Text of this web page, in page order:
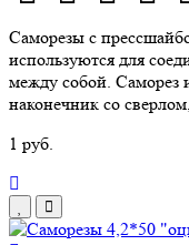
Саморезы с
используются для
между собой. Саморез
наконечник со
1 руб.